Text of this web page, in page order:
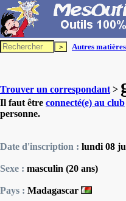
Autres matières
Trouver un correspondant >
Il faut être connecté(e) au club
personne.
Date d'inscription : lundi 08
Sexe : masculin (20 ans)
Pays : Madagascar